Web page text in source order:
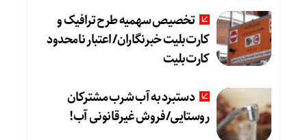
تخصیص سهمیه طرح ترافیک و
کارت‌بلیت خبرنگاران/ اعتبار نامحدود
کارت‌بلیت
دستبرد به آب شرب مشترکان
روستایی/فروش غیرقانونی آب!